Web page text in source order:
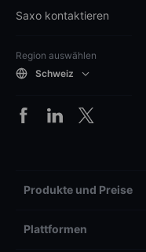
Saxo kontaktieren
Region auswählen
Schweiz
Produkte und Preise
Plattformen